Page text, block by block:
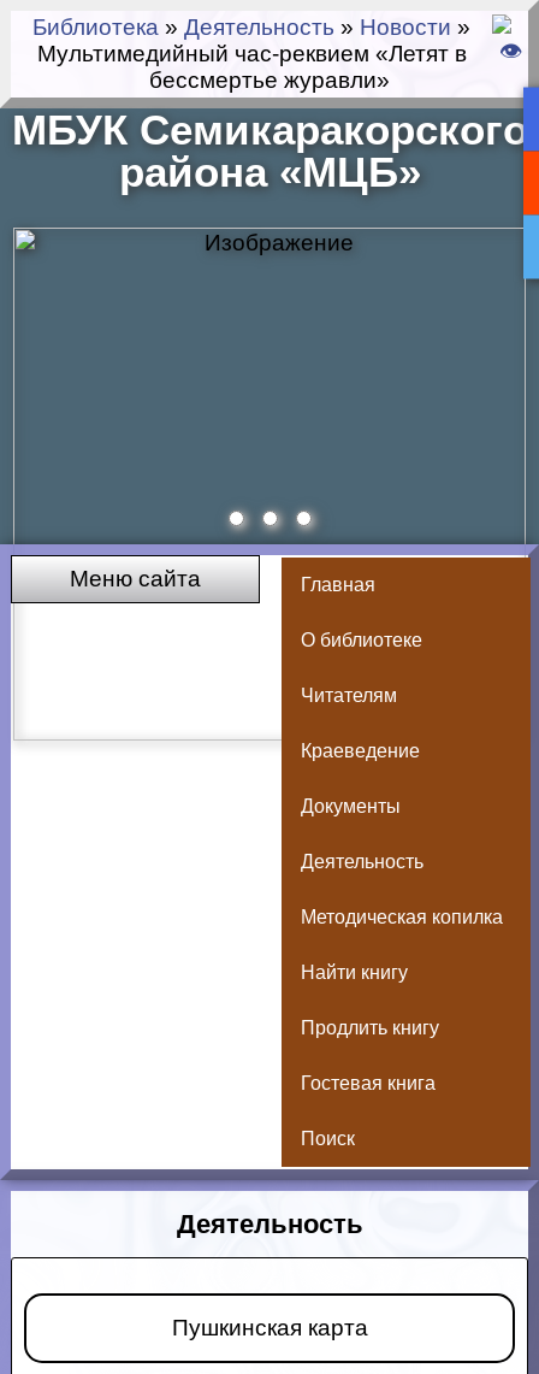
Библиотека » Деятельность » Новости »
Мультимедийный час-реквием «Летят в
бессмертье журавли»
МБУК Семикаракорского
района «МЦБ»
Меню сайта Главная
О библиотеке
Читателям
Краеведение
Документы
Деятельность
Методическая копилка
Найти книгу
Продлить книгу
Гостевая книга
Поиск
Деятельность
Пушкинская карта